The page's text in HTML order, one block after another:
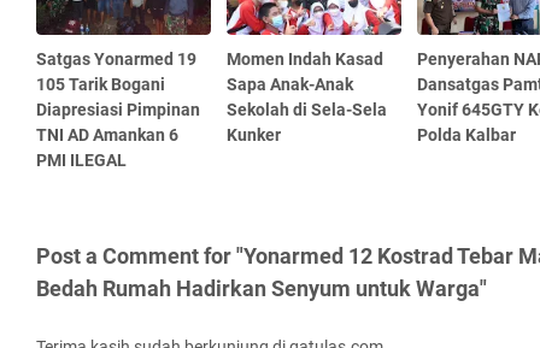
Satgas Yonarmed 19
105 Tarik Bogani
Diapresiasi Pimpinan
TNI AD Amankan 6
PMI ILEGAL
Momen Indah Kasad
Sapa Anak-Anak
Sekolah di Sela-Sela
Kunker
Penyerahan
Dansatgas
Yonif 645GTY
Polda Kalbar
Post a Comment for "Yonarmed 12 Kostrad Tebar
Bedah Rumah Hadirkan Senyum untuk Warga"